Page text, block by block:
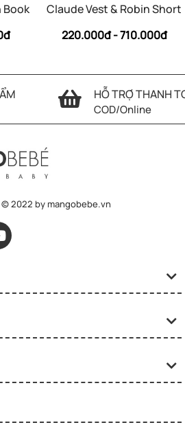
Book
Claude Vest & Robin Short
220.000đ - 710.000đ
HỖ TRỢ THANH
COD/Online
2022 by mangobebe.vn